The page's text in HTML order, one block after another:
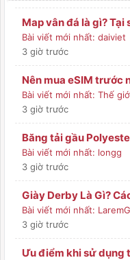
Map vân đá là gì? Tại
Bài viết mới nhất: daiviet
3 giờ trước
Nên mua eSIM trước
Bài viết mới nhất: Thế
3 giờ trước
Băng tải gầu
Bài viết mới nhất: longg
3 giờ trước
Giày Derby Là Gì?
Bài viết mới nhất:
3 giờ trước
Ưu điểm khi sử dụng